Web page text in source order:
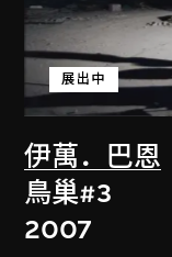
伊萬．巴恩
展出中
鳥巢#3
2007